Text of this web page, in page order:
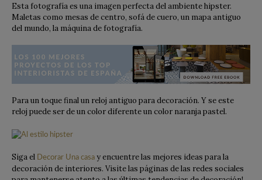
Esta fotografía es una imagen perfecta del ambiente hipster.
Maletas como mesas de centro, sofá de cuero, un mapa antiguo
del mundo, la máquina de fotografía.
Para un toque final un reloj antiguo para decoración. Y se este
reloj puede ser de un color diferente un color naranja pastel.
Siga el Decorar Una casa y encuentre las mejores ideas para la
decoración de interiores. Visite las páginas de las redes sociales